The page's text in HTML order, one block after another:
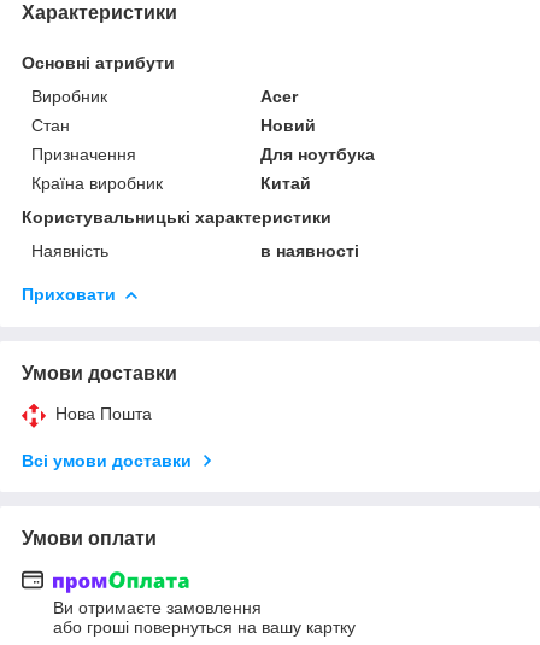
Характеристики
Основні атрибути
Виробник
Acer
Стан
Новий
Призначення
Для ноутбука
Країна виробник
Китай
Користувальницькі характеристики
Наявність
в наявності
Приховати
Умови доставки
Нова Пошта
Всі умови доставки
Умови оплати
Ви отримаєте замовлення
або гроші повернуться на вашу картку